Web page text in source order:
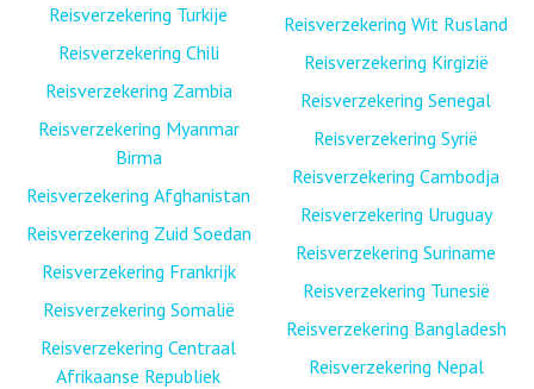
Reisverzekering Turkije
Reisverzekering Chili
Reisverzekering Zambia
Reisverzekering Myanmar
Birma
Reisverzekering Afghanistan
Reisverzekering Zuid Soedan
Reisverzekering Frankrijk
Reisverzekering Somalië
Reisverzekering Centraal
Afrikaanse Republiek
Reisverzekering Wit Rusland
Reisverzekering Kirgizië
Reisverzekering Senegal
Reisverzekering Syrië
Reisverzekering Cambodja
Reisverzekering Uruguay
Reisverzekering Suriname
Reisverzekering Tunesië
Reisverzekering Bangladesh
Reisverzekering Nepal